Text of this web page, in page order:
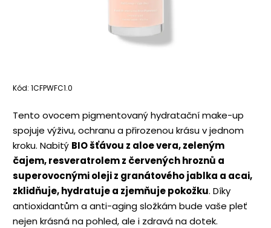
Kód: 1CFPWFC1.0
Tento ovocem pigmentovaný hydratační make-up
spojuje výživu, ochranu a přirozenou krásu v jednom
kroku. Nabitý BIO šťávou z aloe vera, zeleným
čajem, resveratrolem z červených hroznů a
superovocnými oleji z granátového jablka a acai,
zklidňuje, hydratuje a zjemňuje pokožku. Díky
antioxidantům a anti-aging složkám bude vaše pleť
nejen krásná na pohled, ale i zdravá na dotek.